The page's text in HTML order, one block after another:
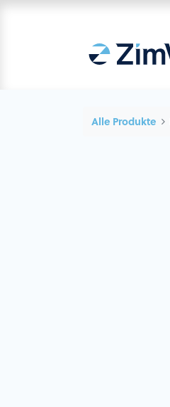
Alle Produkte